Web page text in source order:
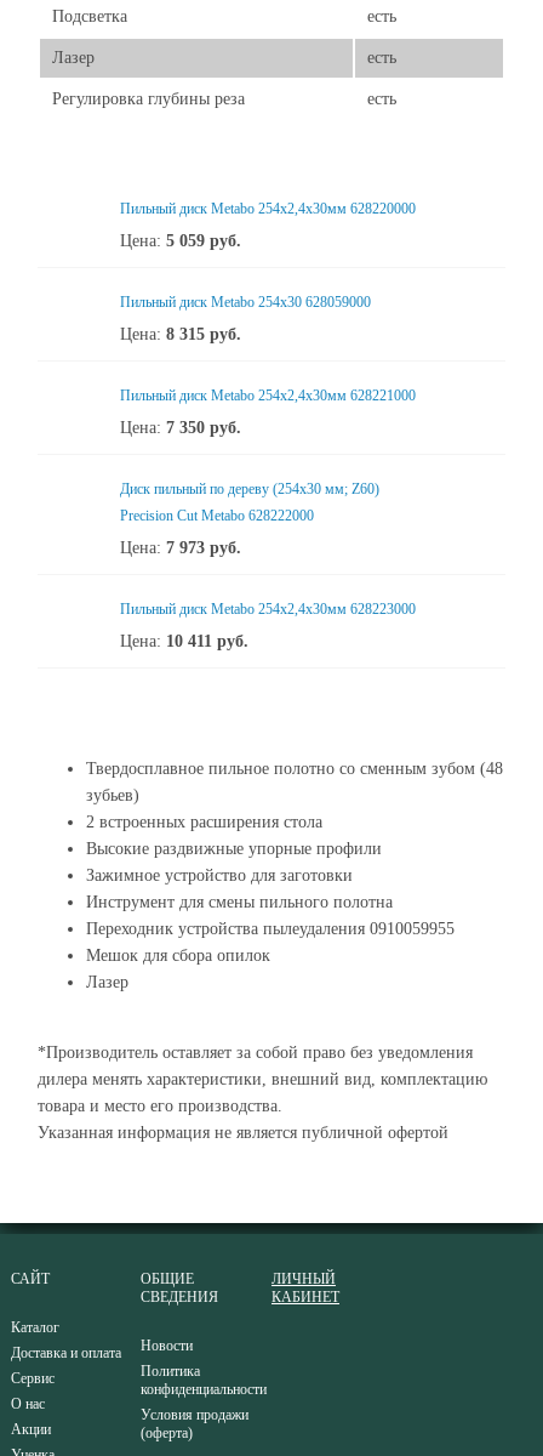
Подсветка есть
Лазер есть
Регулировка глубины реза есть
Пильный диск Metabo 254x2,4х30мм 628220000
Цена: 5 059 руб.
Пильный диск Metabo 254x30 628059000
Цена: 8 315 руб.
Пильный диск Metabo 254x2,4х30мм 628221000
Цена: 7 350 руб.
Диск пильный по дереву (254x30 мм; Z60)
Precision Cut Metabo 628222000
Цена: 7 973 руб.
Пильный диск Metabo 254x2,4х30мм 628223000
Цена: 10 411 руб.
Твердосплавное пильное полотно со сменным зубом (48
зубьев)
2 встроенных расширения стола
Высокие раздвижные упорные профили
Зажимное устройство для заготовки
Инструмент для смены пильного полотна
Переходник устройства пылеудаления 0910059955
Мешок для сбора опилок
Лазер
*Производитель оставляет за собой право без уведомления
дилера менять характеристики, внешний вид, комплектацию
товара и место его производства.
Указанная информация не является публичной офертой
САЙТ
Каталог
Доставка и оплата
Сервис
О нас
Акции
ОБЩИЕ
СВЕДЕНИЯ
Новости
Политика
конфиденциальности
Условия продажи
(оферта)
ЛИЧНЫЙ
КАБИНЕТ